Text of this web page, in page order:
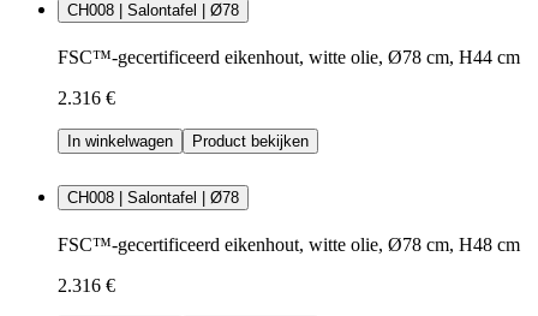
CH008 | Salontafel | Ø78
FSC™-gecertificeerd eikenhout, witte olie, Ø78 cm, H44 cm
2.316 €
In winkelwagen Product bekijken
CH008 | Salontafel | Ø78
FSC™-gecertificeerd eikenhout, witte olie, Ø78 cm, H48 cm
2.316 €